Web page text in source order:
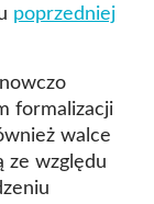
poprzedniej
formalizacji
walce
ze względu